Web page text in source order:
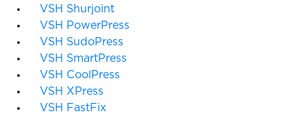
VSH Shurjoint
VSH PowerPress
VSH SudoPress
VSH SmartPress
VSH CoolPress
VSH XPress
VSH FastFix